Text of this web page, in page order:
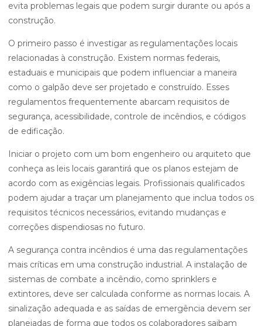
evita problemas legais que podem surgir durante ou após a
construção.
O primeiro passo é investigar as regulamentações locais
relacionadas à construção. Existem normas federais,
estaduais e municipais que podem influenciar a maneira
como o galpão deve ser projetado e construído. Esses
regulamentos frequentemente abarcam requisitos de
segurança, acessibilidade, controle de incêndios, e códigos
de edificação.
Iniciar o projeto com um bom engenheiro ou arquiteto que
conheça as leis locais garantirá que os planos estejam de
acordo com as exigências legais. Profissionais qualificados
podem ajudar a traçar um planejamento que inclua todos os
requisitos técnicos necessários, evitando mudanças e
correções dispendiosas no futuro.
A segurança contra incêndios é uma das regulamentações
mais críticas em uma construção industrial. A instalação de
sistemas de combate a incêndio, como sprinklers e
extintores, deve ser calculada conforme as normas locais. A
sinalização adequada e as saídas de emergência devem ser
planejadas de forma que todos os colaboradores saibam